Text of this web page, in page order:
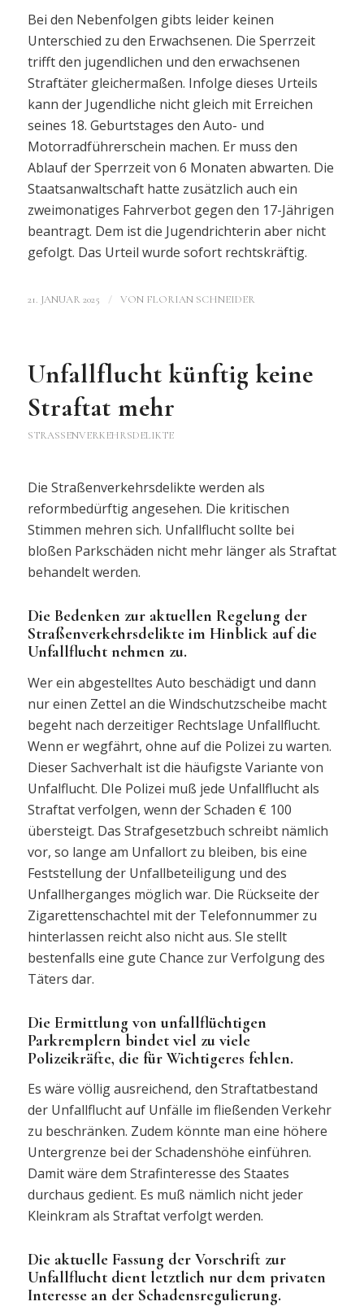
Bei den Nebenfolgen gibts leider keinen
Unterschied zu den Erwachsenen. Die Sperrzeit
trifft den jugendlichen und den erwachsenen
Straftäter gleichermaßen. Infolge dieses Urteils
kann der Jugendliche nicht gleich mit Erreichen
seines 18. Geburtstages den Auto- und
Motorradführerschein machen. Er muss den
Ablauf der Sperrzeit von 6 Monaten abwarten. Die
Staatsanwaltschaft hatte zusätzlich auch ein
zweimonatiges Fahrverbot gegen den 17-Jährigen
beantragt. Dem ist die Jugendrichterin aber nicht
gefolgt. Das Urteil wurde sofort rechtskräftig.
21. JANUAR 2025 / VON FLORIAN SCHNEIDER
Unfallflucht künftig keine
Straftat mehr
STRASSENVERKEHRSDELIKTE
Die Straßenverkehrsdelikte werden als
reformbedürftig angesehen. Die kritischen
Stimmen mehren sich. Unfallflucht sollte bei
bloßen Parkschäden nicht mehr länger als Straftat
behandelt werden.
Die Bedenken zur aktuellen Regelung der
Straßenverkehrsdelikte im Hinblick auf die
Unfallflucht nehmen zu.
Wer ein abgestelltes Auto beschädigt und dann
nur einen Zettel an die Windschutzscheibe macht
begeht nach derzeitiger Rechtslage Unfallflucht.
Wenn er wegfährt, ohne auf die Polizei zu warten.
Dieser Sachverhalt ist die häufigste Variante von
Unfalflucht. DIe Polizei muß jede Unfallflucht als
Straftat verfolgen, wenn der Schaden € 100
übersteigt. Das Strafgesetzbuch schreibt nämlich
vor, so lange am Unfallort zu bleiben, bis eine
Feststellung der Unfallbeteiligung und des
Unfallherganges möglich war. Die Rückseite der
Zigarettenschachtel mit der Telefonnummer zu
hinterlassen reicht also nicht aus. SIe stellt
bestenfalls eine gute Chance zur Verfolgung des
Täters dar.
Die Ermittlung von unfallflüchtigen
Parkremplern bindet viel zu viele
Polizeikräfte, die für Wichtigeres fehlen.
Es wäre völlig ausreichend, den Straftatbestand
der Unfallflucht auf Unfälle im fließenden Verkehr
zu beschränken. Zudem könnte man eine höhere
Untergrenze bei der Schadenshöhe einführen.
Damit wäre dem Strafinteresse des Staates
durchaus gedient. Es muß nämlich nicht jeder
Kleinkram als Straftat verfolgt werden.
Die aktuelle Fassung der Vorschrift zur
Unfallflucht dient letztlich nur dem privaten
Interesse an der Schadensregulierung.